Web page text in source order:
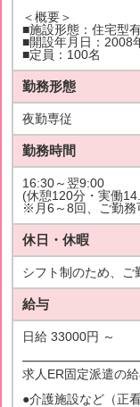
＜概要＞
■施設形態：住宅型
■開設年月日：2008
■定員：100名
勤務形態
夜勤専従
勤務時間
16:30～翌9:00
(休憩120分・実働
※月6～8回、ご勤務
休日・休暇
シフト制のため、ご
給与
日給 33000円 ～
求人ER固定派遣の
●介護施設など（正